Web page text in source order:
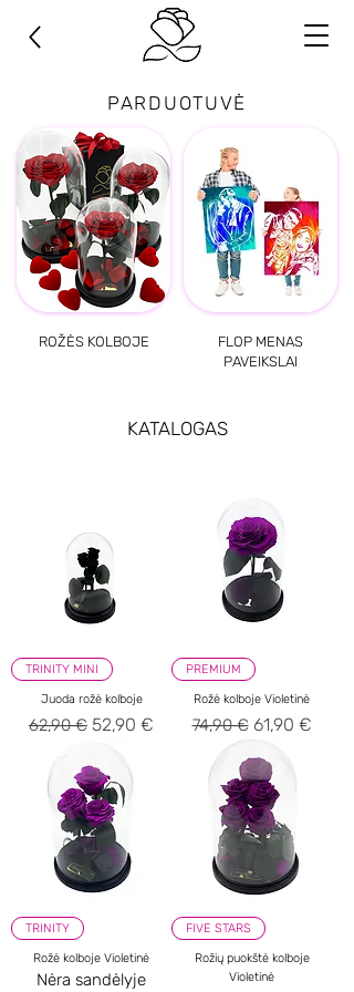
PARDUOTUVĖ
ROŽĖS KOLBOJE
FLOP MENAS
PAVEIKSLAI
KATALOGAS
TRINITY MINI
Juoda rožė kolboje
Įprastinė kaina
62,90 € Pardavimo kaina
52,90 €
PREMIUM
Rožė kolboje Violetinė
Įprastinė kaina
74,90 € Pardavimo
61,90 €
TRINITY
Rožė kolboje Violetinė
Nėra sandėlyje
FIVE STARS
Rožių puokštė kolboje
Violetinė